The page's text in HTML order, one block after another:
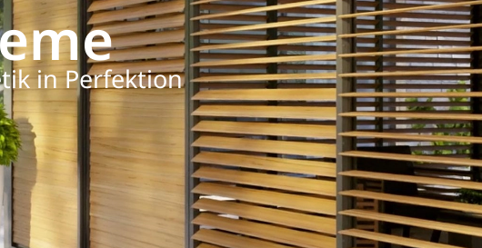
in Perfektion